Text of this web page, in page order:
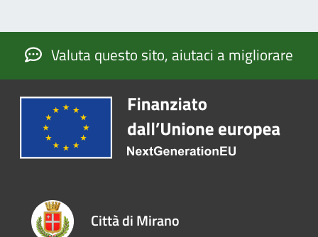
Valuta questo sito, aiutaci a migliorare
Città di Mirano